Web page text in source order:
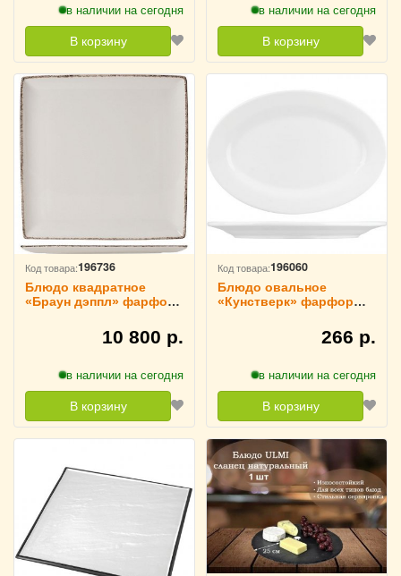
в наличии на сегодня
В корзину
в наличии на сегодня
В корзину
Код товара:196736
Блюдо квадратное
«Браун дэппл» фарфор
10 800 р.
в наличии на сегодня
В корзину
Код товара:196060
Блюдо овальное
«Кунстверк» фарфор
266 р.
в наличии на сегодня
В корзину